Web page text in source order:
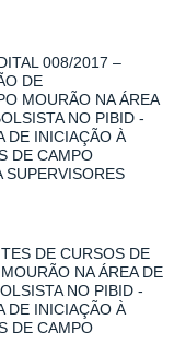
008/2017 –
DE
MOURÃO NA ÁREA
NO PIBID -
DE INICIAÇÃO À
DE CAMPO
SUPERVISORES
DE CURSOS DE
NA ÁREA DE
NO PIBID -
DE INICIAÇÃO À
DE CAMPO